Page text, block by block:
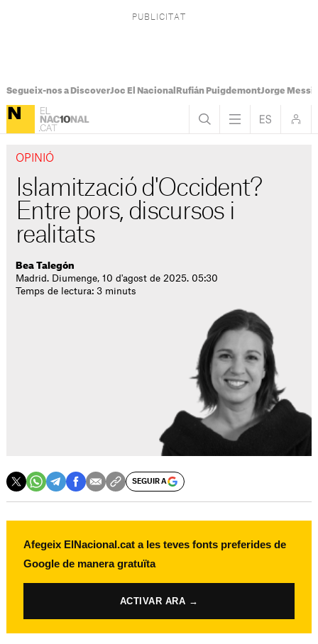
Segueix-nos a DiscoverJoc El Nacional Rufián PuigdemontJorge Messi
OPINIÓ
Islamització d'Occident?
Entre pors, discursos i
realitats
Bea Talegón
Madrid. Diumenge, 10 d'agost de 2025. 05:30
Temps de lectura: 3 minuts
SEGUIR A
Afegeix ElNacional.cat a les teves fonts preferides de
Google de manera gratuïta
ACTIVAR ARA →